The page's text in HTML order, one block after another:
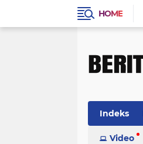
HOME
Indeks
Video